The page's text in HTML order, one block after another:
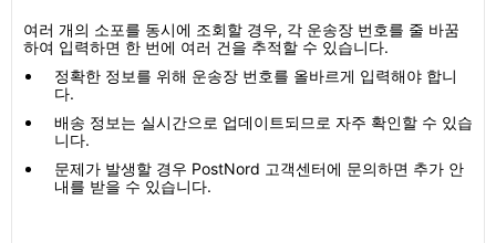
여러 개의 소포를 동시에 조회할 경우, 각 운송장 번호를 줄 바꿈
하여 입력하면 한 번에 여러 건을 추적할 수 있습니다.
정확한 정보를 위해 운송장 번호를 올바르게 입력해야 합니
다.
배송 정보는 실시간으로 업데이트되므로 자주 확인할 수 있습
니다.
문제가 발생할 경우 PostNord 고객센터에 문의하면 추가 안
내를 받을 수 있습니다.